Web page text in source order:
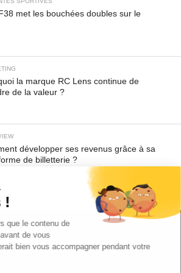
met les bouchées doubles sur le
la marque RC Lens continue de
de la valeur ?
développer ses revenus grâce à sa
de billetterie ?